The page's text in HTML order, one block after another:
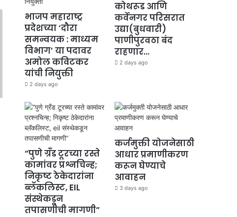
भाजप महाराष्ट्र
प्रदेशच्या ‘दौरा
समन्वयक : माध्यम
विभाग’ या पदावर
अमोल कविटकर
यांची नियुक्ती
2 days ago
कोथरूड आणि
कर्वेनगर परिसरात
उद्या(बुधवारी)
पाणीपुरवठा बंद
राहणार…
2 days ago
“पुणे ग्रँड टूरच्या रस्ते
कामांवर प्रश्नचिन्ह;
निकृष्ट ठेकेदारांना
ब्लॅकलिस्ट, EIL
संस्थेकडून
तपासणीची मागणी”
कर्जमुक्ती योजनेसाठी
आधार प्रमाणीकरण
करून घेण्याचे
आवाहन
3 days ago